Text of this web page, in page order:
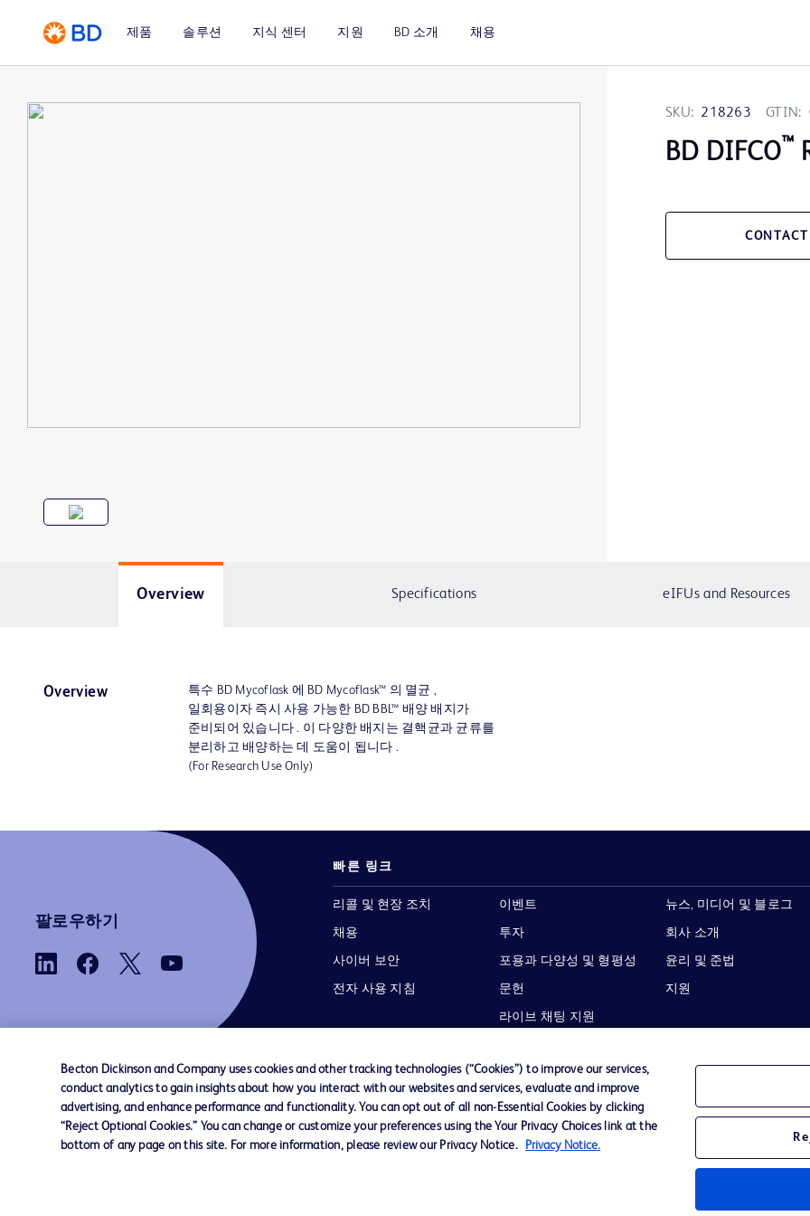
제품 솔루션 지식 센터 지원 BD 소개 채용
SKU: 218263 GTIN:
BD DIFCO™
Overview Specifications eIFUs and Resources
Overview
특수 BD Mycoflask 에 BD Mycoflask™ 의 멸균 ,
일회용이자 즉시 사용 가능한 BD BBL™ 배양 배지가
준비되어 있습니다 . 이 다양한 배지는 결핵균과 균류를
분리하고 배양하는 데 도움이 됩니다 .
(For Research Use Only)
팔로우하기
빠른 링크
리콜 및 현장 조치
채용
사이버 보안
전자 사용 지침
이벤트
투자
포용과 다양성 및 형평성
문헌
라이브 채팅 지원
뉴스, 미디어 및 블로그
회사 소개
윤리 및 준법
지원
당사로 문의하기 쿠키 기본 설정 개인정보 이용 약관 개인정보처리방침 웹사이트 접근성
Becton Dickinson and Company uses cookies and other tracking technologies (“Cookies”) to improve our services,
conduct analytics to gain insights about how you interact with our websites and services, evaluate and improve
advertising, and enhance performance and functionality. You can opt out of all non-Essential Cookies by clicking
“Reject Optional Cookies.” You can change or customize your preferences using the Your Privacy Choices link at the
bottom of any page on this site. For more information, please review our Privacy Notice.
Privacy Notice.